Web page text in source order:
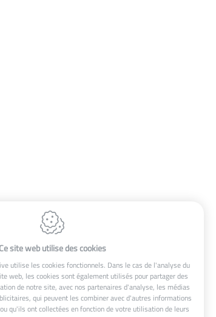
Notre Dame
Rebaix (Ath)
BE 0464.188.154
(0) 68 28 51 91
Ce site web utilise des cookies
utilise les cookies fonctionnels. Dans le cas de l'analyse du
web, les cookies sont également utilisés pour partager des
de notre site, avec nos partenaires d'analyse, les médias
qui peuvent les combiner avec d'autres informations
qu'ils ont collectées en fonction de votre utilisation de leurs